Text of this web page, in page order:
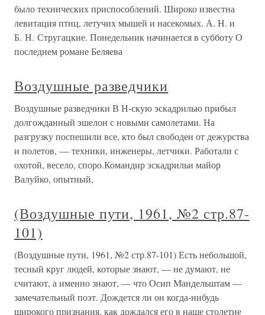
было технических приспособлений. Широко известна
левитация птиц, летучих мышей и насекомых. А. Н. и
Б. Н. Стругацкие. Понедельник начинается в субботу О
последнем романе Беляева
Воздушные разведчики
Воздушные разведчики В Н-скую эскадрилью прибыл
долгожданный эшелон с новыми самолетами. На
разгрузку поспешили все, кто был свободен от дежурства
и полетов, — техники, инженеры, летчики. Работали с
охотой, весело, споро.Командир эскадрильи майор
Валуйко, опытный,
(Воздушные пути, 1961, №2 стр.87-
101)
(Воздушные пути, 1961, №2 стр.87-101) Есть небольшой,
тесный круг людей, которые знают, — не думают, не
считают, а именно знают, — что Осип Мандельштам —
замечательный поэт. Дождется ли он когда-нибудь
широкого признания, как дождался его в наше столетие